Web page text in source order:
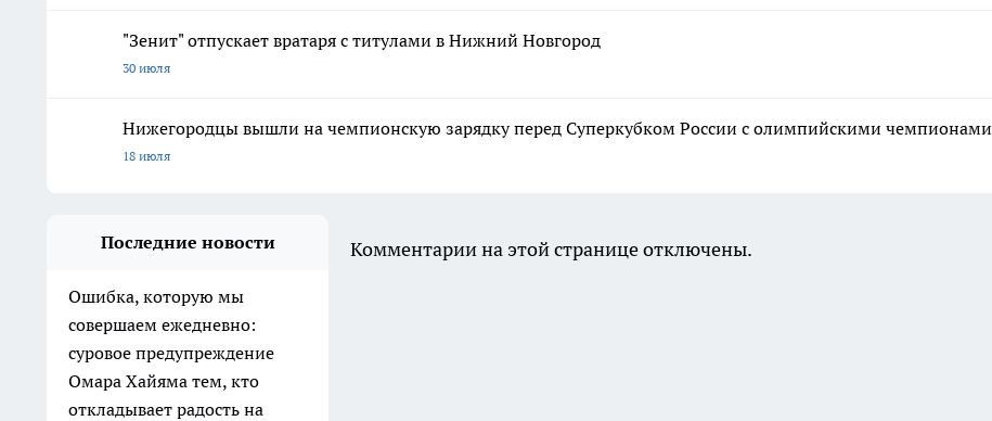
"Зенит" отпускает вратаря с титулами в Нижний Новгород
30 июля
Нижегородцы вышли на чемпионскую зарядку перед Суперкубком России с олимпийскими чемпионами
18 июля
Последние новости
Ошибка, которую мы
совершаем ежедневно:
суровое предупреждение
Омара Хайяма тем, кто
откладывает радость на
Комментарии на этой странице отключены.